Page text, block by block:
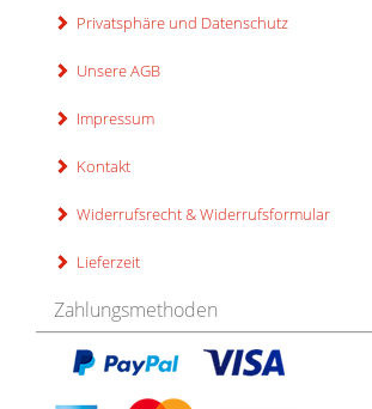
Privatsphäre und Datenschutz
Unsere AGB
Impressum
Kontakt
Widerrufsrecht & Widerrufsformular
Lieferzeit
Zahlungsmethoden